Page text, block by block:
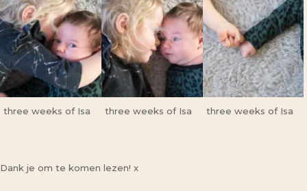
three weeks of Isa three weeks of Isa three weeks of Isa
Dank je om te komen lezen! x